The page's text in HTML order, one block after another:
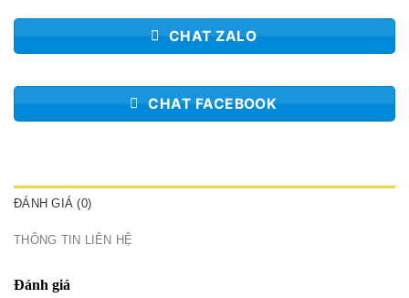
CHAT ZALO
CHAT FACEBOOK
ĐÁNH GIÁ (0)
THÔNG TIN LIÊN HỆ
Đánh giá